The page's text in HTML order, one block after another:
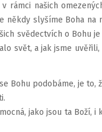
rámci našich
někdy slyšíme Boha
svědectvích o Bohu
svět, a jak jsme
Bohu po­dobáme, je
jako jsou ta Boží,